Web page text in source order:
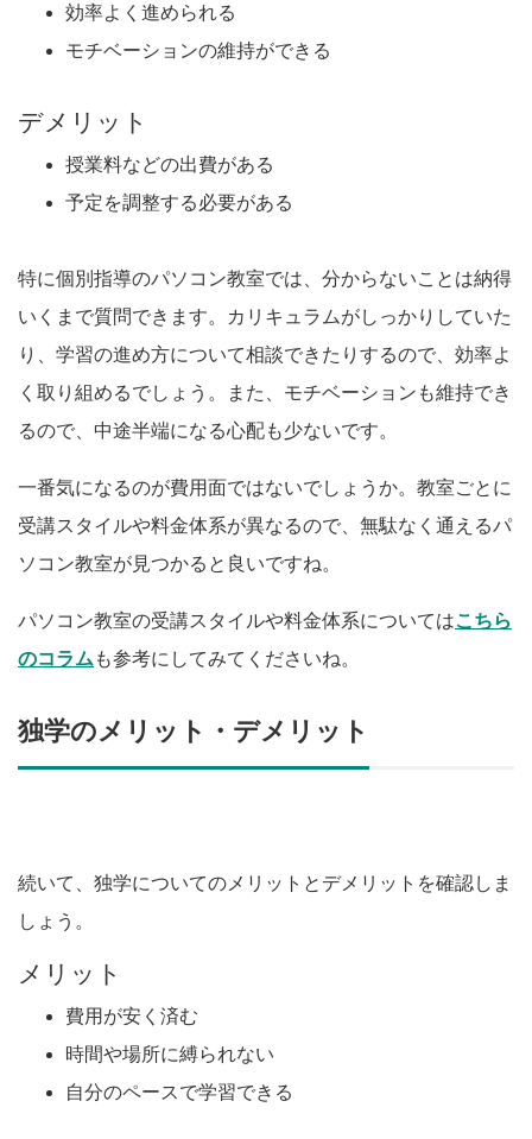
効率よく進められる
モチベーションの維持ができる
デメリット
授業料などの出費がある
予定を調整する必要がある
特に個別指導のパソコン教室では、分からないことは納得
いくまで質問できます。カリキュラムがしっかりしていた
り、学習の進め方について相談できたりするので、効率よ
く取り組めるでしょう。また、モチベーションも維持でき
るので、中途半端になる心配も少ないです。
一番気になるのが費用面ではないでしょうか。教室ごとに
受講スタイルや料金体系が異なるので、無駄なく通えるパ
ソコン教室が見つかると良いですね。
パソコン教室の受講スタイルや料金体系についてはこちら
のコラム も参考にしてみてくださいね。
独学のメリット・デメリット
続いて、独学についてのメリットとデメリットを確認しま
しょう。
メリット
費用が安く済む
時間や場所に縛られない
自分のペースで学習できる